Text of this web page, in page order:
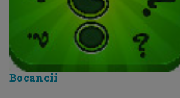
Bocancii